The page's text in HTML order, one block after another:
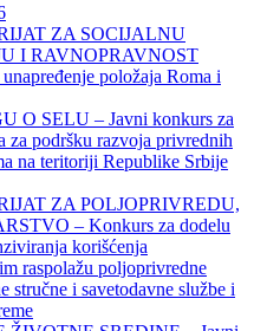
ZA SOCIJALNU
I RAVNOPRAVNOST
položaja Roma i
O SELU – Javni konkurs za
za podršku razvoja privrednih
na teritoriji Republike Srbije
ZA POLJOPRIVREDU,
– Konkurs za dodelu
korišćenja
raspolažu poljoprivredne
stručne i savetodavne službe i